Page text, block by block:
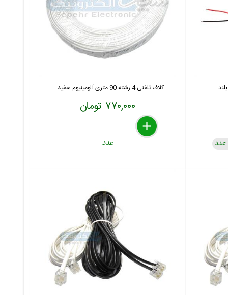
کلاف تلفنی 4 رشته 90 متری آلومینیوم سفید
۷۷۰,۰۰۰ تومان
delete
remove
add
عدد